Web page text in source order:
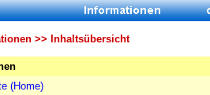
>> Inhaltsübersicht
(Home)